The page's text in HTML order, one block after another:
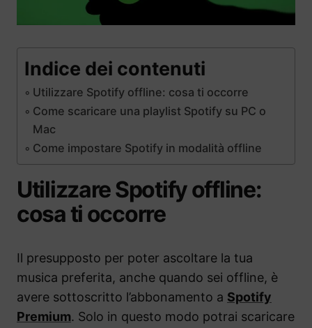
Indice dei contenuti
Utilizzare Spotify offline: cosa ti occorre
Come scaricare una playlist Spotify su PC o
Mac
Come impostare Spotify in modalità offline
Utilizzare Spotify offline:
cosa ti occorre
Il presupposto per poter ascoltare la tua
musica preferita, anche quando sei offline, è
avere sottoscritto l’abbonamento a Spotify
Premium. Solo in questo modo potrai scaricare